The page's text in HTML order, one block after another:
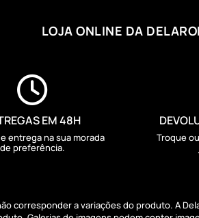
LOJA ONLINE DA

EM 48H
entrega na sua morada
de preferência.
Troque
corresponder a variações do produto. A